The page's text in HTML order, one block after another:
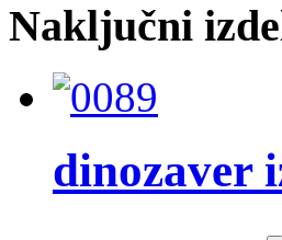
Naključni
dinozaver